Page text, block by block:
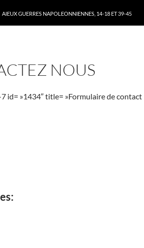
AIEUX GUERRES NAPOLEONNIENNES, 14-18 ET 39-45
NOUS
id= »1434″ title= »Formulaire de contact